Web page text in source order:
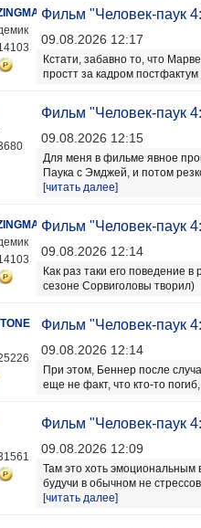
Фильм "Человек-паук
09.08.2026 12:17
Кстати, забавно то, что
простт за кадром
Фильм "Человек-паук
09.08.2026 12:15
Для меня в фильме явное
Паука с Эмджей, и потом
[читать далее]
Фильм "Человек-паук
09.08.2026 12:14
Как раз таки его поведение
сезоне Сорвиголовы творил)
Фильм "Человек-паук
09.08.2026 12:14
При этом, Беннер после
еще не факт, что кто-то
Фильм "Человек-паук
09.08.2026 12:09
Там это хоть эмоциональным
будучи в обычном не
[читать далее]